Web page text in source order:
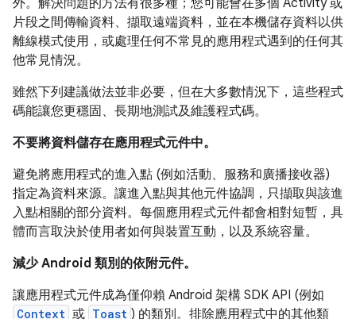
外。解決問題的方法有很多種；您可能會在多個 Activity 或
片段之間傳輸資料、擷取遠端資料，並在本機儲存資料以供
離線模式使用，或處理任何不常見的應用程式遇到的任何其
他常見情況。
雖然下列建議做法並非必要，但在大多數情況下，這些程式
碼能讓您更穩固、長期地測試及維護程式碼。
不要將資料儲存在應用程式元件中。
避免將應用程式的進入點 (例如活動、服務和廣播接收器)
指定為資料來源。讓進入點與其他元件協調，只擷取與該進
入點相關的部分資料。每個應用程式元件都會相對短暫，具
體而言取決於使用者如何與裝置互動，以及系統容量。
減少 Android 類別的依附元件。
讓應用程式元件成為僅仰賴 Android 架構 SDK API (例如
Context 或 Toast ) 的類別。排除應用程式中的其他類